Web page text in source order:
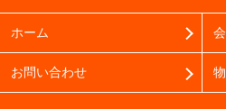
ホーム
お問い合わせ